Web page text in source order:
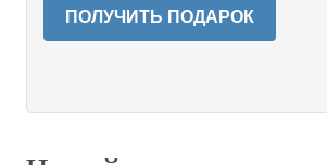
ПОЛУЧИТЬ ПОДАРОК